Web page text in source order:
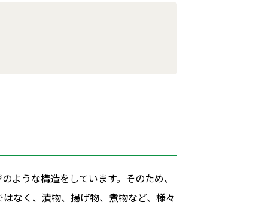
ような構造をしています。そのため、
なく、漬物、揚げ物、煮物など、様々